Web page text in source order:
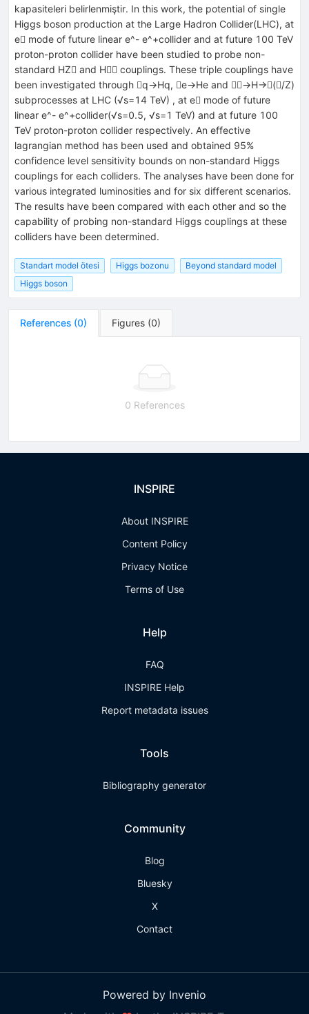
kapasiteleri belirlenmiştir. In this work, the potential of single
Higgs boson production at the Large Hadron Collider(LHC), at
e mode of future linear e^- e^+collider and at future 100 TeV
proton-proton collider have been studied to probe non-
standard HZ and H couplings. These triple couplings have
been investigated through q→Hq, e→He and →H→(/Z)
subprocesses at LHC (√s=14 TeV) , at e mode of future
linear e^- e^+collider(√s=0.5, √s=1 TeV) and at future 100
TeV proton-proton collider respectively. An effective
lagrangian method has been used and obtained 95%
confidence level sensitivity bounds on non-standard Higgs
couplings for each colliders. The analyses have been done for
various integrated luminosities and for six different scenarios.
The results have been compared with each other and so the
capability of probing non-standard Higgs couplings at these
colliders have been determined.
Standart model ötesi Higgs bozonu
Beyond standard model
Higgs boson
References (0) Figures (0)
0 References
INSPIRE
About INSPIRE
Content Policy
Privacy Notice
Terms of Use
Help
FAQ
INSPIRE Help
Report metadata issues
Tools
Bibliography generator
Community
Blog
Bluesky
X
Contact
Powered by Invenio